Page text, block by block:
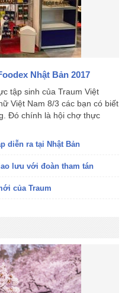
Nhật Bản 2017
tập sinh của Traum Việt
Việt Nam 8/3 các bạn có biết
Đó chính là hội chợ thực
diễn ra tại Nhật Bản
lưu với đoàn tham tán
của Traum